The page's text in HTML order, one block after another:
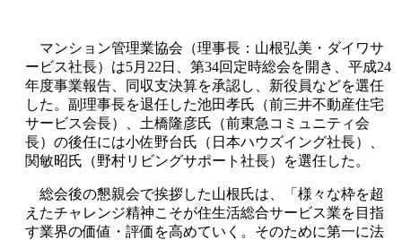
マンション管理業協会（理事長：山根弘美・ダイワサ
ービス社長）は5月22日、第34回定時総会を開き、平成24
年度事業報告、同収支決算を承認し、新役員などを選任
した。副理事長を退任した池田孝氏（前三井不動産住宅
サービス会長）、土橋隆彦氏（前東急コミュニティ会
長）の後任には小佐野台氏（日本ハウズイング社長）、
関敏昭氏（野村リビングサポート社長）を選任した。
総会後の懇親会で挨拶した山根氏は、「様々な枠を超
えたチャレンジ精神こそが住生活総合サービス業を目指
す業界の価値・評価を高めていく。そのために第一に法